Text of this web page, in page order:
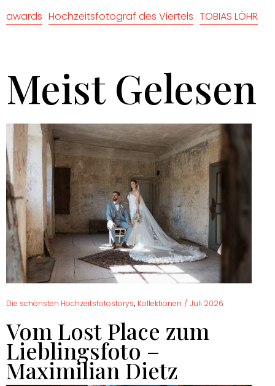
awards Hochzeitsfotograf des Viertels TOBIAS LÖHR
Meist Gelesen
Die schönsten Hochzeitsfotostorys, Kollektionen / Juli 2026
Vom Lost Place zum
Lieblingsfoto –
Maximilian Dietz